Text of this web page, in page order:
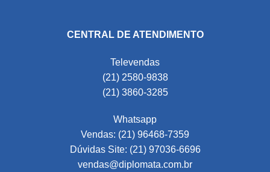
CENTRAL DE ATENDIMENTO
Televendas
(21) 2580-9838
(21) 3860-3285
Whatsapp
Vendas: (21) 96468-7359
Dúvidas Site: (21) 97036-6696
vendas@diplomata.com.br